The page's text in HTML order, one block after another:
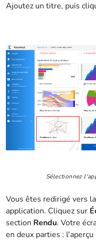
Ajoutez un titre, puis
Sélectionnez
Vous êtes redirigé vers
application. Cliquez sur
section Rendu. Votre
en deux parties :